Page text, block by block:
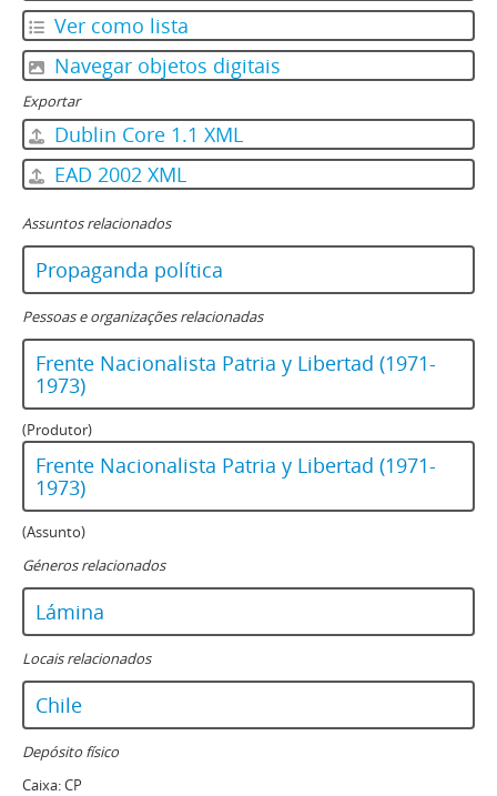
Ver como lista
Navegar objetos digitais
Exportar
Dublin Core 1.1 XML
EAD 2002 XML
Assuntos relacionados
Propaganda política
Pessoas e organizações relacionadas
Frente Nacionalista Patria y Libertad (1971-
1973)
(Produtor)
Frente Nacionalista Patria y Libertad (1971-
1973)
(Assunto)
Géneros relacionados
Lámina
Locais relacionados
Chile
Depósito físico
Caixa:CP